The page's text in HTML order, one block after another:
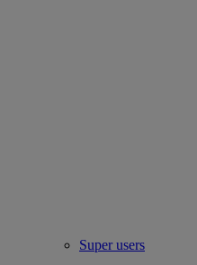
Super users